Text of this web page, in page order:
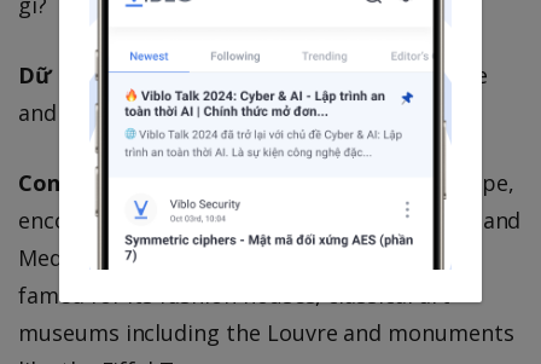
Dữ liệu thực tế: France is in Western Europe
and its capital is Paris.
Context Recall cao:
France, in Western Europe,
encompasses medieval cities, alpine villages and
Mediterranean beaches. Paris, its capital, is
famed for its fashion houses, classical art
museums including the Louvre and monuments